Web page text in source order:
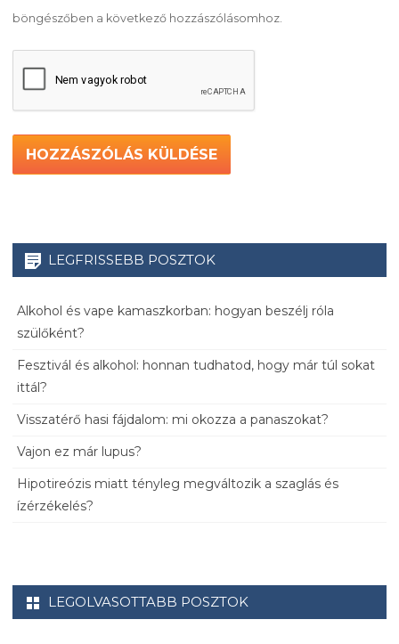
böngészőben a következő hozzászólásomhoz.
LEGFRISSEBB POSZTOK
Alkohol és vape kamaszkorban: hogyan beszélj róla
szülőként?
Fesztivál és alkohol: honnan tudhatod, hogy már túl sokat
ittál?
Visszatérő hasi fájdalom: mi okozza a panaszokat?
Vajon ez már lupus?
Hipotireózis miatt tényleg megváltozik a szaglás és
ízérzékelés?
LEGOLVASOTTABB POSZTOK